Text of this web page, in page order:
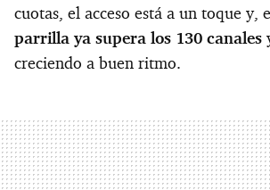
cuotas, el acceso está a un toque y,
parrilla ya supera los 130 canales
creciendo a buen ritmo.